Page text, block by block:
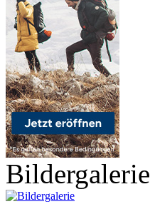
Bildergalerie